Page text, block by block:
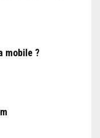
mobile ?